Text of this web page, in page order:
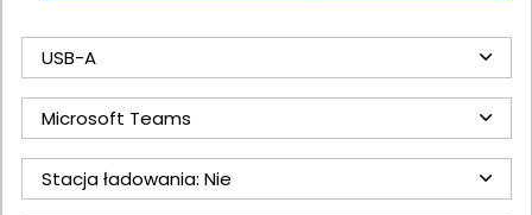
USB-A
Microsoft Teams
Stacja ładowania: Nie